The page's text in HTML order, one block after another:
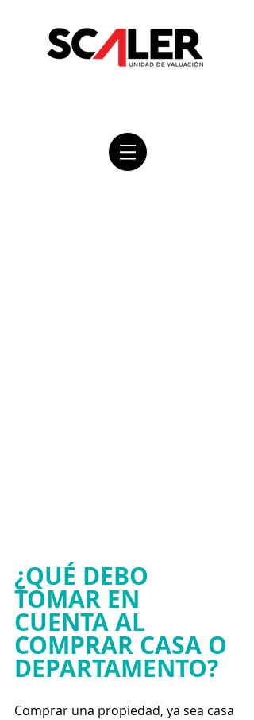
¿QUÉ DEBO
TOMAR EN
CUENTA AL
COMPRAR CASA O
DEPARTAMENTO?
Comprar una propiedad, ya sea casa